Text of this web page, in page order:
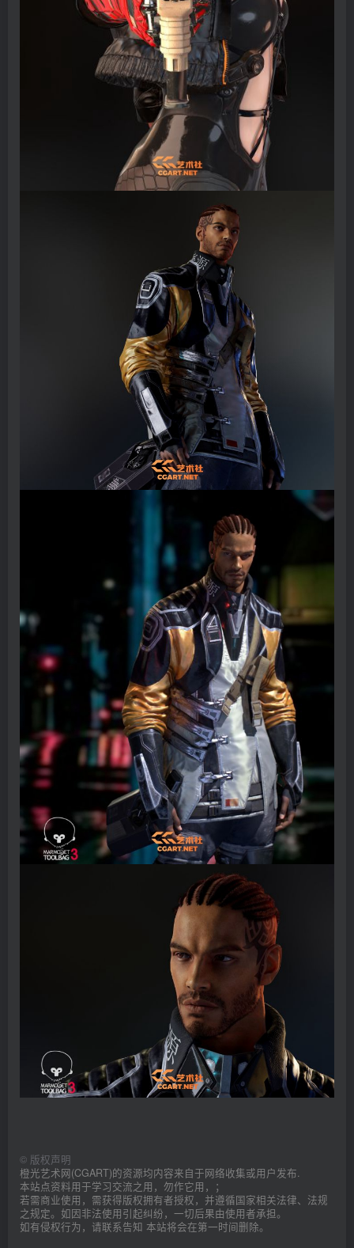
© 版权声明
橙光艺术网(CGART)的资源均内容来自于网络收集或用户发布.
本站点资料用于学习交流之用，勿作它用，；
若需商业使用，需获得版权拥有者授权，并遵循国家相关法律、法规
之规定。如因非法使用引起纠纷，一切后果由使用者承担。
如有侵权行为，请联系告知 本站将会在第一时间删除。